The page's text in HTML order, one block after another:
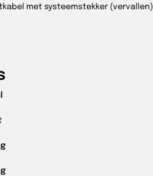
met systeemstekker (vervallen)